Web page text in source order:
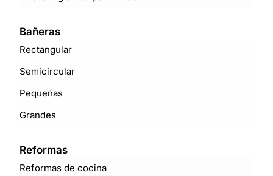
Bañeras
Rectangular
Semicircular
Pequeñas
Grandes
Reformas
Reformas de cocina